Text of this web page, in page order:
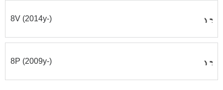
8V (2014y-)
8P (2009y-)